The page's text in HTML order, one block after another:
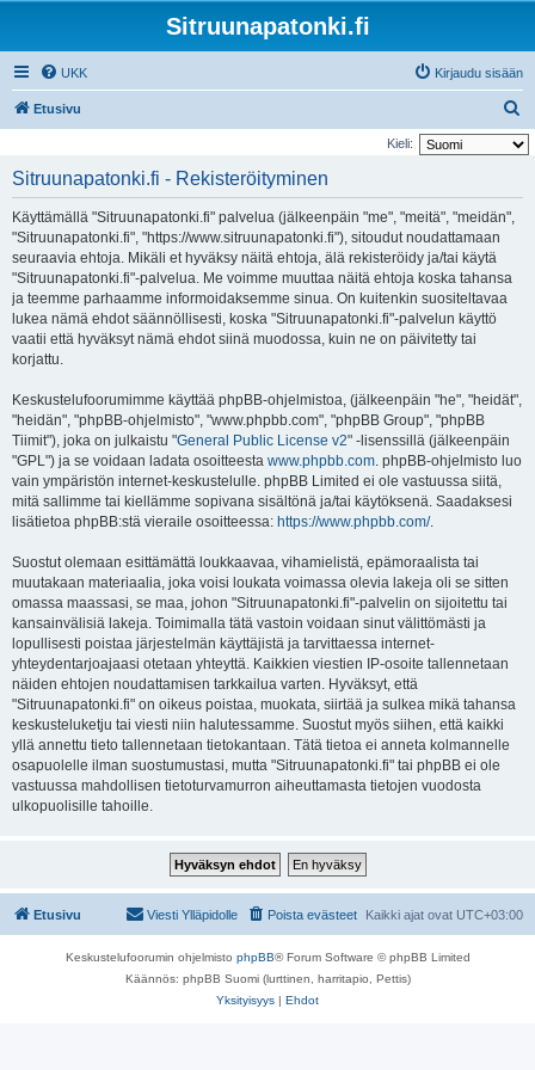
Sitruunapatonki.fi
UKK Kirjaudu sisään
Etusivu
t
Kieli:
Sitruunapatonki.fi - Rekisteröityminen
Käyttämällä "Sitruunapatonki.fi" palvelua (jälkeenpäin "me", "meitä", "meidän",
"Sitruunapatonki.fi", "https://www.sitruunapatonki.fi"), sitoudut noudattamaan
seuraavia ehtoja. Mikäli et hyväksy näitä ehtoja, älä rekisteröidy ja/tai käytä
"Sitruunapatonki.fi"-palvelua. Me voimme muuttaa näitä ehtoja koska tahansa
ja teemme parhaamme informoidaksemme sinua. On kuitenkin suositeltavaa
lukea nämä ehdot säännöllisesti, koska "Sitruunapatonki.fi"-palvelun käyttö
vaatii että hyväksyt nämä ehdot siinä muodossa, kuin ne on päivitetty tai
korjattu.
Keskustelufoorumimme käyttää phpBB-ohjelmistoa, (jälkeenpäin "he", "heidät",
"heidän", "phpBB-ohjelmisto", "www.phpbb.com", "phpBB Group", "phpBB
Tiimit"), joka on julkaistu "General Public License v2" -lisenssillä (jälkeenpäin
"GPL") ja se voidaan ladata osoitteesta www.phpbb.com. phpBB-ohjelmisto luo
vain ympäristön internet-keskustelulle. phpBB Limited ei ole vastuussa siitä,
mitä sallimme tai kiellämme sopivana sisältönä ja/tai käytöksenä. Saadaksesi
lisätietoa phpBB:stä vieraile osoitteessa: https://www.phpbb.com/.
Suostut olemaan esittämättä loukkaavaa, vihamielistä, epämoraalista tai
muutakaan materiaalia, joka voisi loukata voimassa olevia lakeja oli se sitten
omassa maassasi, se maa, johon "Sitruunapatonki.fi"-palvelin on sijoitettu tai
kansainvälisiä lakeja. Toimimalla tätä vastoin voidaan sinut välittömästi ja
lopullisesti poistaa järjestelmän käyttäjistä ja tarvittaessa internet-
yhteydentarjoajaasi otetaan yhteyttä. Kaikkien viestien IP-osoite tallennetaan
näiden ehtojen noudattamisen tarkkailua varten. Hyväksyt, että
"Sitruunapatonki.fi" on oikeus poistaa, muokata, siirtää ja sulkea mikä tahansa
keskusteluketju tai viesti niin halutessamme. Suostut myös siihen, että kaikki
yllä annettu tieto tallennetaan tietokantaan. Tätä tietoa ei anneta kolmannelle
osapuolelle ilman suostumustasi, mutta "Sitruunapatonki.fi" tai phpBB ei ole
vastuussa mahdollisen tietoturvamurron aiheuttamasta tietojen vuodosta
ulkopuolisille tahoille.
Etusivu Kaikki ajat ovat UTC+03:00
Poista evästeet
Viesti Ylläpidolle
Keskustelufoorumin ohjelmisto phpBB® Forum Software © phpBB Limited
Käännös: phpBB Suomi (lurttinen, harritapio, Pettis)
Yksityisyys | Ehdot